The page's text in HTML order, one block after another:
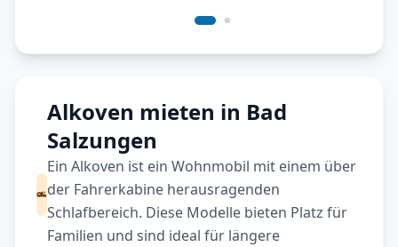
Alkoven mieten in Bad
Salzungen
Ein Alkoven ist ein Wohnmobil mit einem über
der Fahrerkabine herausragenden
Schlafbereich. Diese Modelle bieten Platz für
Familien und sind ideal für längere